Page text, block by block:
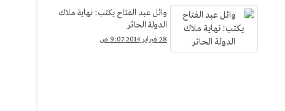
وائل عبد الفتاح يكتب: نهاية ملاك
الدولة الحائر
28 فبراير 2014 9:07 ص